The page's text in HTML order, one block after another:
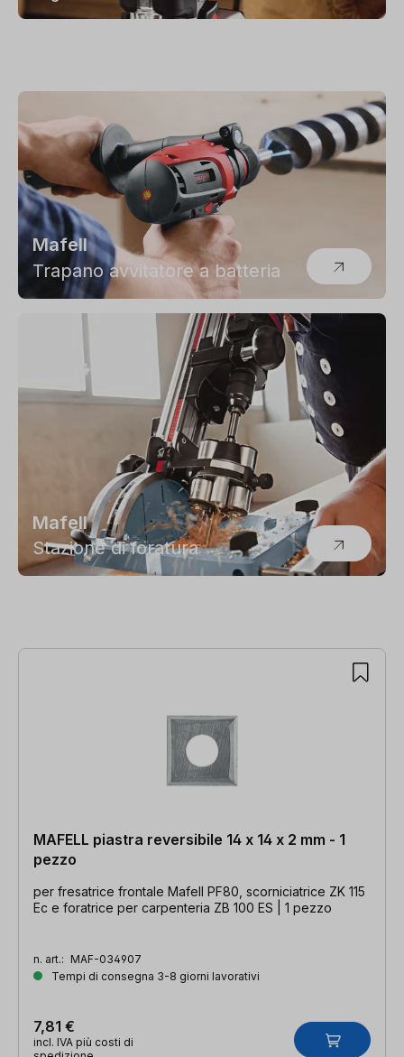
Mafell
Trapano avvitatore a batteria
Mafell
Stazione di foratura
MAFELL piastra reversibile 14 x 14 x 2 mm - 1
pezzo
per fresatrice frontale Mafell PF80, scorniciatrice ZK 115
Ec e foratrice per carpenteria ZB 100 ES | 1 pezzo
n. art.: MAF-034907
Tempi di consegna 3-8 giorni lavorativi
7,81 €
incl. IVA più costi di